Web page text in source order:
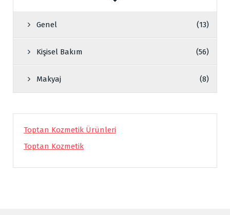
Genel (13)
Kişisel Bakım (56)
Makyaj (8)
Toptan Kozmetik Ürünleri
Toptan Kozmetik